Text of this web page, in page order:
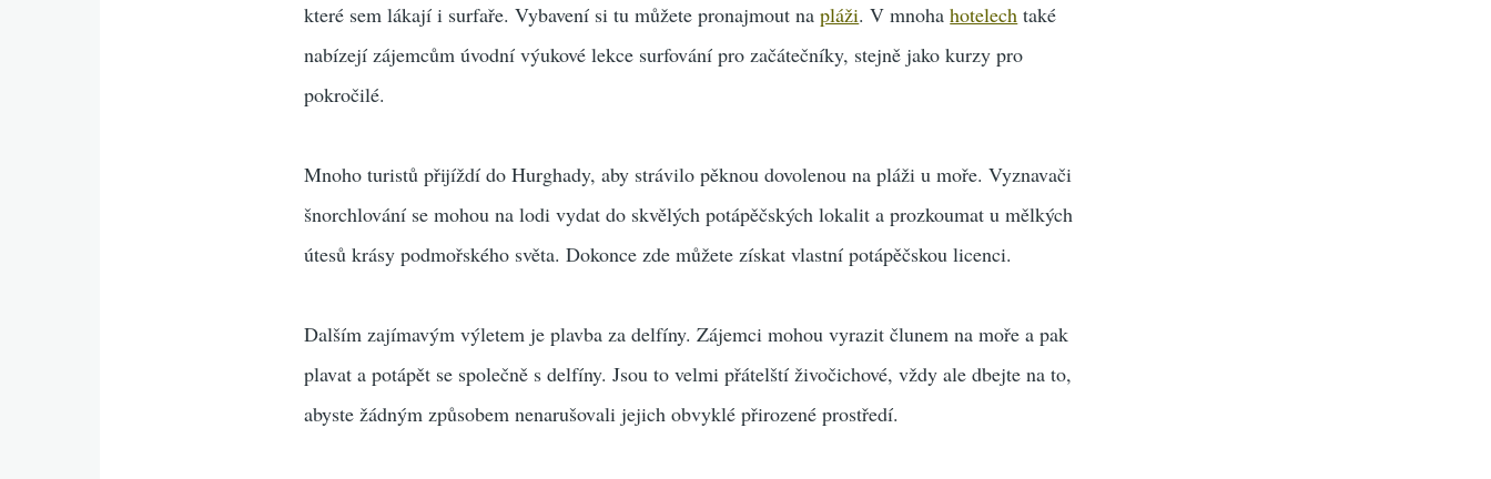
které sem lákají i surfaře. Vybavení si tu můžete pronajmout napláži. V mnohahotelech také
nabízejí zájemcům úvodní výukové lekce surfování pro začátečníky, stejně jako kurzy pro
pokročilé.
Mnoho turistů přijíždí do Hurghady, aby strávilo pěknou dovolenou na pláži u moře. Vyznavači
šnorchlování se mohou na lodi vydat do skvělých potápěčských lokalit a prozkoumat u mělkých
útesů krásy podmořského světa. Dokonce zde můžete získat vlastní potápěčskou licenci.
Dalším zajímavým výletem je plavba za delfíny. Zájemci mohou vyrazit člunem na moře a pak
plavat a potápět se společně s delfíny. Jsou to velmi přátelští živočichové, vždy ale dbejte na to,
abyste žádným způsobem nenarušovali jejich obvyklé přirozené prostředí.